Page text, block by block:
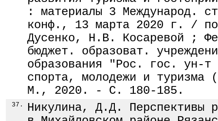
: материалы 3 Международ.
конф., 13 марта 2020 г. /
Дусенко, Н.В. Косаревой ;
бюджет. образоват.
образования "Рос. гос. ун-т
спорта, молодежи и
М., 2020. - С. 180-185.
37.
Никулина, Д.Д. Перспективы